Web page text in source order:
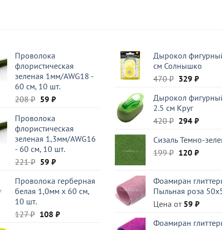
Проволока
флористическая
зеленая 1мм/AWG18 -
60 см, 10 шт.
208₽ Первоначальная
составляла
208 ₽.
59 ₽Текущая
Проволока
флористическая
зеленая 1,3мм/AWG16
- 60 см, 10 шт.
221₽ Первоначальная
составляла
221 ₽.
59 ₽Текущая
59 ₽.
Проволока герберная
белая 1,0мм x 60 см,
10 шт.
127₽ Первоначальная
108 ₽Текущая
Дырокол
см Солнышко
470₽
составляла
470 ₽.
329 ₽
329 ₽.
Дырокол
2.5 см Круг
420₽
составляла
420 ₽.
294 ₽
294 ₽.
Сизаль Темно-
199₽
199 ₽.
120 ₽
Фоамиран
Пыльная роза
Цена от 59 ₽
Фоамиран